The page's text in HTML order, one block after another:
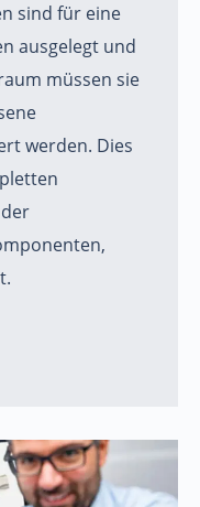
sind für eine
ausgelegt und
müssen sie
werden. Dies